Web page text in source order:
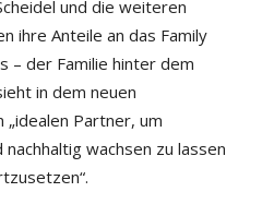
und die weiteren
ihre Anteile an das Family
– der Familie hinter dem
in dem neuen
Partner, um
wachsen zu lassen